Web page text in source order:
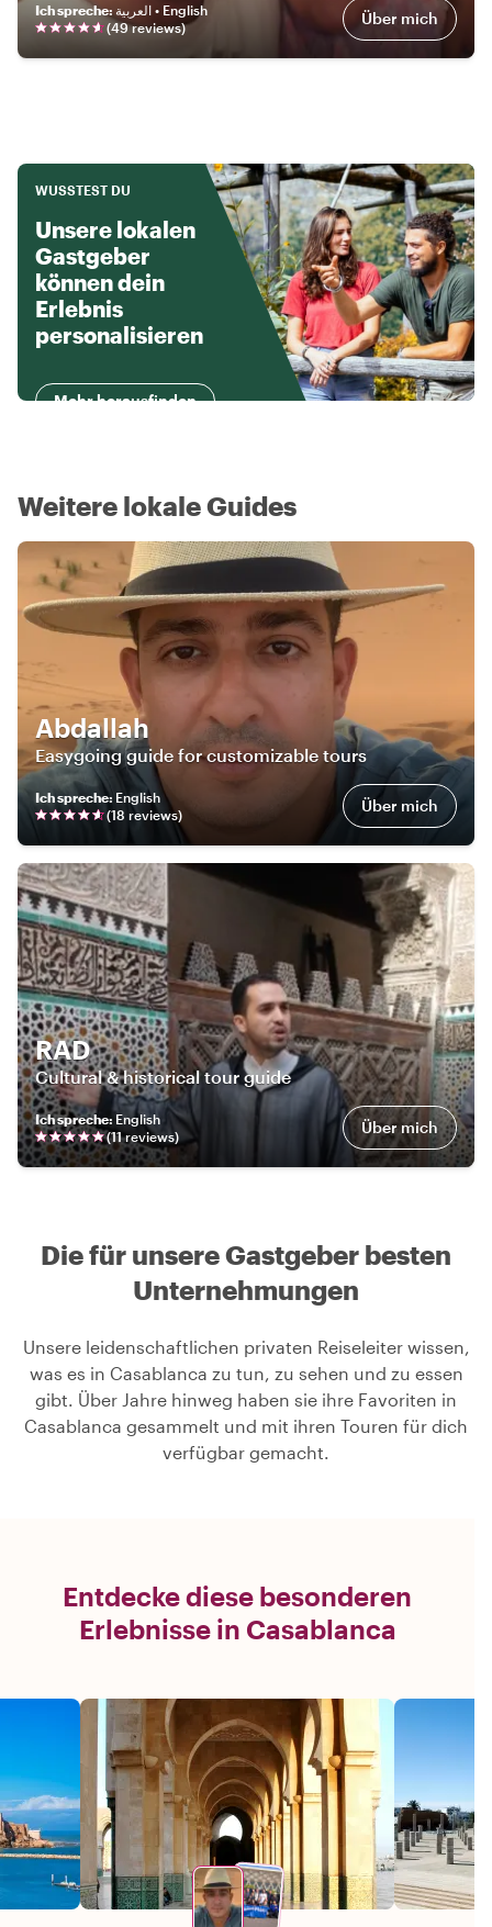
Ich spreche:
العربية • English
(49reviews) Über mich
WUSSTEST DU
Unsere lokalen
Gastgeber
können dein
Erlebnis
personalisieren
Mehr herausfinden
Weitere lokale Guides
Abdallah
Easygoing guide for customizable tours
Ich spreche: English
(18 reviews) Über mich
RAD
Cultural & historical tour guide
Ich spreche: English
(11reviews) Über mich
Die für unsere Gastgeber besten
Unternehmungen
Unsere leidenschaftlichen privaten Reiseleiter wissen,
was es in Casablanca zu tun, zu sehen und zu essen
gibt. Über Jahre hinweg haben sie ihre Favoriten in
Casablanca gesammelt und mit ihren Touren für dich
verfügbar gemacht.
Entdecke diese besonderen
Erlebnisse in Casablanca